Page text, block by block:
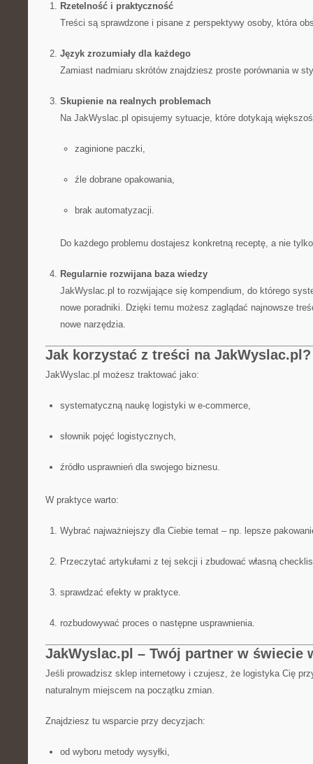
Rzetelność i praktyczność
Treści są sprawdzone i pisane z perspektywy osoby, która
Język zrozumiały dla każdego
Zamiast nadmiaru skrótów znajdziesz proste porównania w
Skupienie na realnych problemach
Na JakWyslac.pl opisujemy sytuacje, które dotykają
zaginione paczki,
źle dobrane opakowania,
brak automatyzacji.
Do każdego problemu dostajesz konkretną receptę, a nie
Regularnie rozwijana baza wiedzy
JakWyslac.pl to rozwijające się kompendium, do którego
nowe poradniki. Dzięki temu możesz zaglądać najnowsze
nowe narzędzia.
Jak korzystać z treści na JakWyslac.pl?
JakWyslac.pl możesz traktować jako:
systematyczną naukę logistyki w e-commerce,
słownik pojęć logistycznych,
źródło usprawnień dla swojego biznesu.
W praktyce warto:
Wybrać najważniejszy dla Ciebie temat – np. lepsze
Przeczytać artykułami z tej sekcji i zbudować własną
sprawdzać efekty w praktyce.
rozbudowywać proces o następne usprawnienia.
JakWyslac.pl – Twój partner w świecie
Jeśli prowadzisz sklep internetowy i czujesz, że logistyka Cię
naturalnym miejscem na początku zmian.
Znajdziesz tu wsparcie przy decyzjach:
od wyboru metody wysyłki,